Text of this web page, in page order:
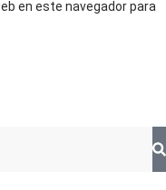
en este navegador para